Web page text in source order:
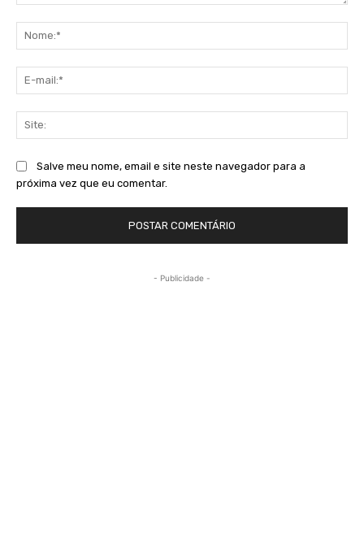
Salve meu nome, email e site neste navegador para a
próxima vez que eu comentar.
- Publicidade -